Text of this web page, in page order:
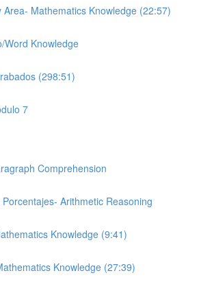
Area- Mathematics Knowledge (22:57)
Word Knowledge
(298:51)
7
Comprehension
Arithmetic Reasoning
Knowledge (9:41)
Knowledge (27:39)